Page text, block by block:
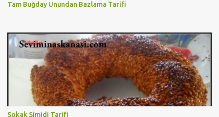
Tam Buğday Unundan Bazlama Tarifi
Sokak Simidi Tarifi